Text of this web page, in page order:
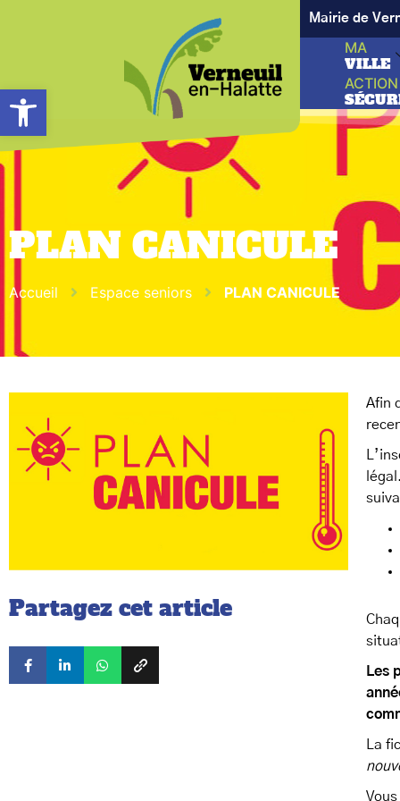
Ouvrir la barre d’outils
Mairie de
MA
VILLE
ACTION
PLAN CANICULE
Accueil Espace seniors PLAN CANICULE
Partagez cet article
Afin
Les
La